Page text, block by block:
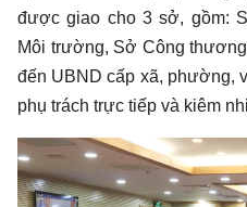
được giao cho 3 sở, gồm:
Môi trường, Sở Công
đến UBND cấp xã, phường,
phụ trách trực tiếp và kiêm